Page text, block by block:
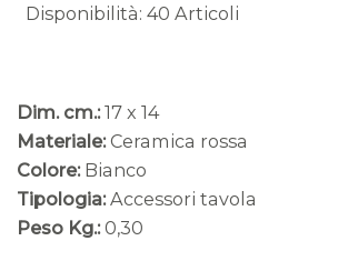
Disponibilità: 40 Articoli
Dim. cm.: 17 x 14
Materiale: Ceramica rossa
Colore: Bianco
Tipologia: Accessori tavola
Peso Kg.: 0,30